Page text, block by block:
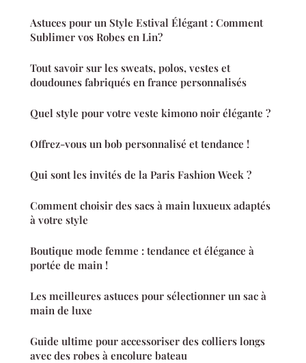
Astuces pour un Style Estival Élégant : Comment
Sublimer vos Robes en Lin?
Tout savoir sur les sweats, polos, vestes et
doudounes fabriqués en france personnalisés
Quel style pour votre veste kimono noir élégante ?
Offrez-vous un bob personnalisé et tendance !
Qui sont les invités de la Paris Fashion Week ?
Comment choisir des sacs à main luxueux adaptés
à votre style
Boutique mode femme : tendance et élégance à
portée de main !
Les meilleures astuces pour sélectionner un sac à
main de luxe
Guide ultime pour accessoriser des colliers longs
avec des robes à encolure bateau